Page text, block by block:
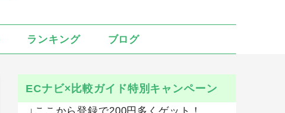
ランキング ブログ
ECナビ×比較ガイド特別キャンペーン